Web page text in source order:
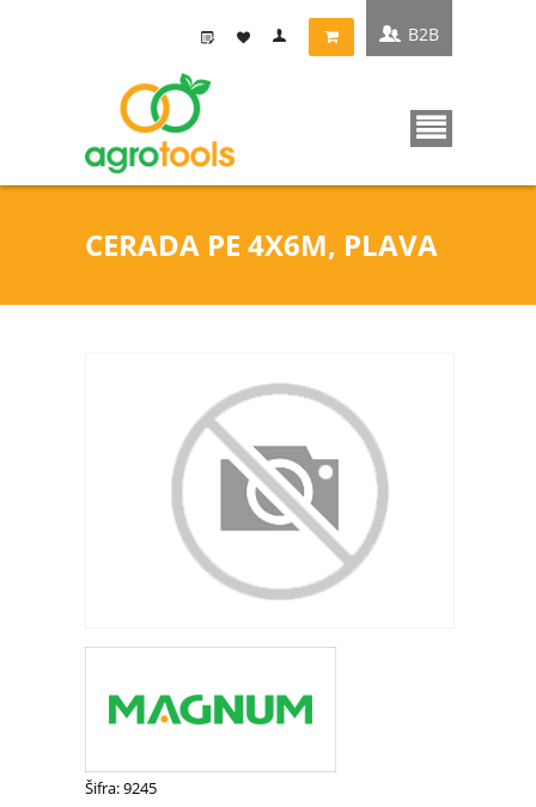
CERADA PE 4X6M, PLAVA
B2B
Šifra: 9245